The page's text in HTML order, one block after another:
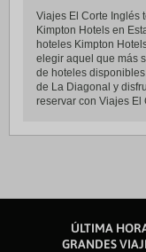
Viajes El Corte Inglés
Kimpton Hotels en
hoteles Kimpton
elegir aquel que más
de hoteles
de La Diagonal y
reservar con Viajes El
ÚLTIMA
GRANDES